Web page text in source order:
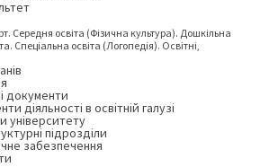
Середня освіта (Фізична культура). Дошкільна
Спеціальна освіта (Логопедія). Освітні,
документи
діяльності в освітній галузі
університету
підрозділи
забезпечення